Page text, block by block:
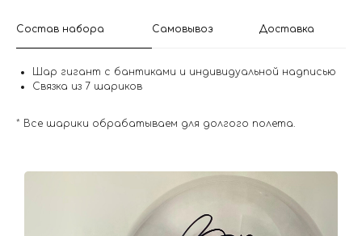
Состав набора Самовывоз Доставка
Шар гигант с бантиками и индивидуальной надписью
Связка из 7 шариков
* Все шарики обрабатываем для долгого полета.